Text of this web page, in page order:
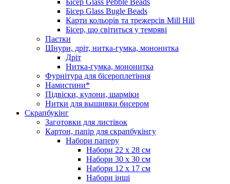
Бісер Glass Bugle Beads
Карти кольорів та трежерсів Mill Hill
Бісер, що світиться у темряві
Паєтки
Шнури, дріт, нитка-гумка, мононитка
Дріт
Нитка-гумка, мононитка
Фурнітура для бісероплетіння
Намистини*
Підвіски, кулони, шарміки
Нитки для вышивки бисером
Скрапбукінг
Заготовки для листівок
Картон, папір для скрапбукінгу
Набори паперу
Набори 22 х 28 см
Набори 30 х 30 см
Набори 12 х 17 см
Набори інші